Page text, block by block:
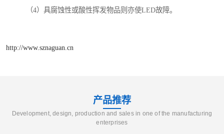
（4）具腐蚀性或酸性挥发物品则亦使LED故障。
http://www.sznaguan.cn
产品推荐
Development, design, production and sales in one of the manufacturing
enterprises